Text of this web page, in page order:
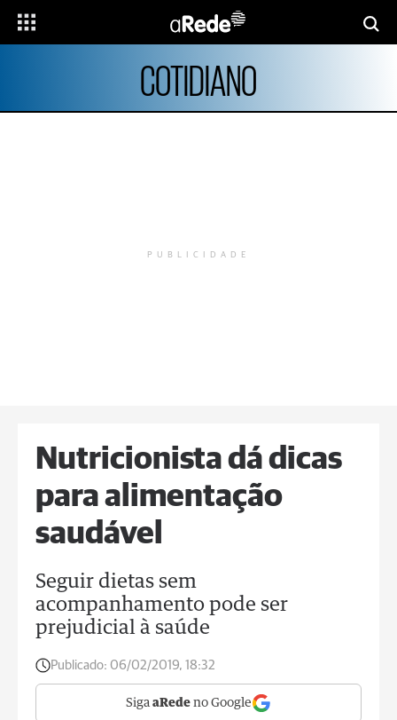
COTIDIANO
PUBLICIDADE
Nutricionista dá dicas
para alimentação
saudável
Seguir dietas sem
acompanhamento pode ser
prejudicial à saúde
Publicado: 06/02/2019, 18:32
Siga aRede no Google